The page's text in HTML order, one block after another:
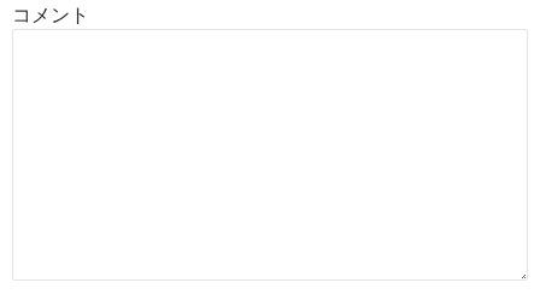
コメント